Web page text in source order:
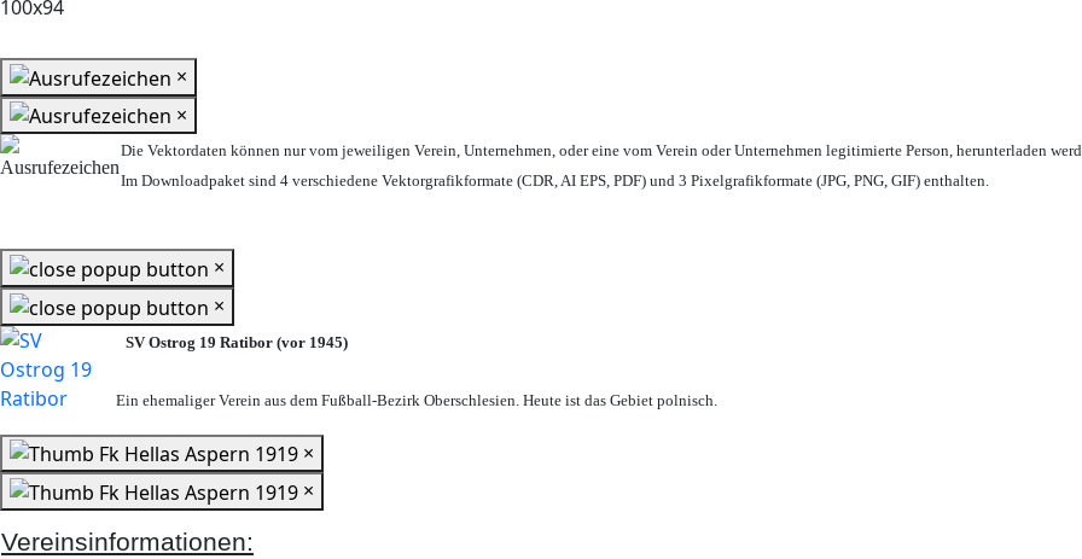
×
×
Die Vektordaten können nur vom jeweiligen Verein, Unternehmen, oder eine vom Verein oder Unternehmen legitimierte Person, herunterladen
Im Downloadpaket sind 4 verschiedene Vektorgrafikformate (CDR, AI EPS, PDF) und 3 Pixelgrafikformate (JPG, PNG, GIF) enthalten.
×
×
SV Ostrog 19 Ratibor (vor 1945)
Ein ehemaliger Verein aus dem Fußball-Bezirk Oberschlesien. Heute ist das Gebiet polnisch.
×
×
Vereinsinformationen: